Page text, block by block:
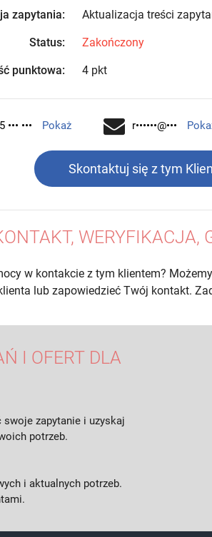
zapytania: Aktualizacja treści
Status: Zakończony
punktowa: 4 pkt
••• ••• Pokaż r••••••@•••
Skontaktuj się z tym
WERYFIKACJA,
w kontakcie z tym klientem?
lub zapowiedzieć Twój kontakt.
I OFERT DLA
zapytanie i uzyskaj
potrzeb.
i aktualnych potrzeb.